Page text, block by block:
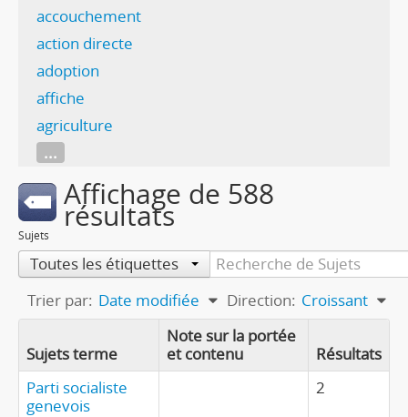
accouchement
action directe
adoption
affiche
agriculture
...
Affichage de 588
résultats
Sujets
Toutes les étiquettes
Trier par: Date modifiée Direction: Croissant
Sujets terme
Note sur la portée
et contenu
Résultats
Parti socialiste
genevois
2